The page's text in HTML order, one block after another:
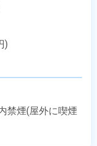
)
禁煙(屋外に喫煙